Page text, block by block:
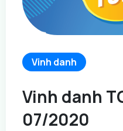
Vinh danh
Vinh danh
07/2020